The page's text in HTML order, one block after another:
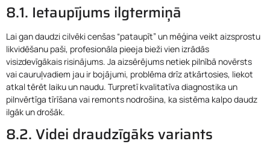
8.1. Ietaupījums ilgtermiņā
Lai gan daudzi cilvēki cenšas “pataupīt” un mēģina veikt aizsprostu
likvidēšanu paši, profesionāla pieeja bieži vien izrādās
visizdevīgākais risinājums. Ja aizsērējums netiek pilnībā novērsts
vai cauruļvadiem jau ir bojājumi, problēma drīz atkārtosies, liekot
atkal tērēt laiku un naudu. Turpretī kvalitatīva diagnostika un
pilnvērtīga tīrīšana vai remonts nodrošina, ka sistēma kalpo daudz
ilgāk un drošāk.
8.2. Videi draudzīgāks variants